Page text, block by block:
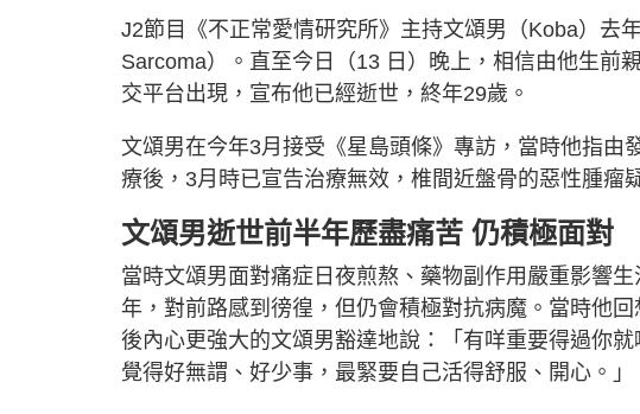
y
e
d
:
3
5
.
7
J2節目《不正常愛情研究所》主持文頌男（Koba）去
Sarcoma）。直至今日（13 日）晚上，相信由他生前
交平台出現，宣布他已經逝世，終年29歲。
文頌男在今年3月接受《星島頭條》專訪，當時他指
療後，3月時已宣告治療無效，椎間近盤骨的惡性腫瘤
文頌男逝世前半年歷盡痛苦 仍積極面對
當時文頌男面對痛症日夜煎熬、藥物副作用嚴重影響
年，對前路感到徬徨，但仍會積極對抗病魔。當時他
後內心更強大的文頌男豁達地說：「有咩重要得過你
覺得好無謂、好少事，最緊要自己活得舒服、開心。」